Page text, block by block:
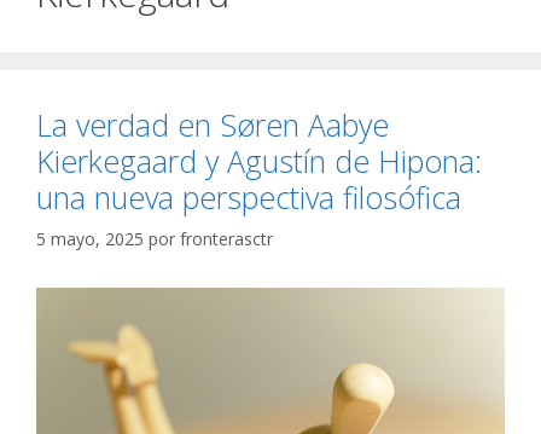
La verdad en Søren Aabye
Kierkegaard y Agustín de Hipona:
una nueva perspectiva filosófica
5 mayo, 2025 por fronterasctr